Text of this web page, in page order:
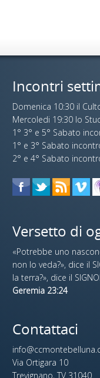
Incontri
Domenica 10:30 il
Mercoledi 19:30 lo
1° 3° e 5° Sabato
1° e 3° Sabato
2° e 4° Sabato
Versetto di
«Potrebbe uno
non lo veda?», dice il
la terra?», dice il
Geremia 23:24
Contattaci
Via Ortigara 10
Trevignano, TV 31040